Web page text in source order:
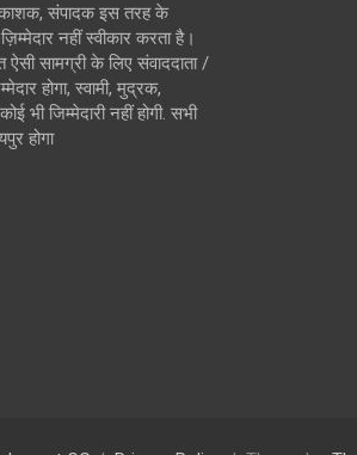
संपादक इस तरह के
नहीं स्वीकार करता है।
ऐसी सामग्री के लिए संवाददाता /
होगा, स्वामी, मुद्रक,
भी जिम्मेदारी नहीं होगी. सभी
होगा